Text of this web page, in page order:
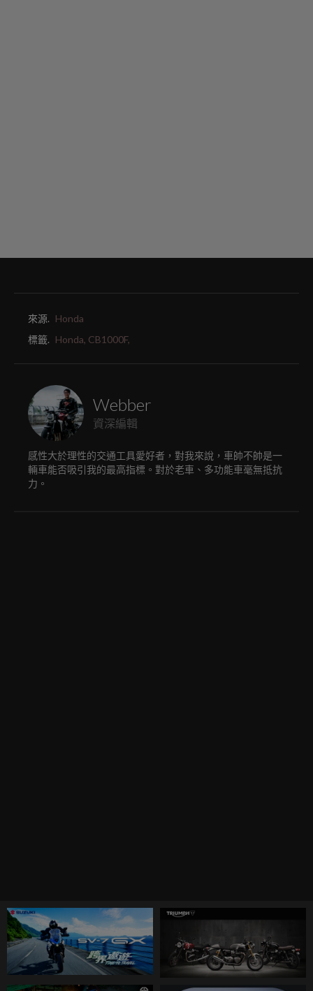
來源. Honda
標籤. Honda, CB1000F,
Webber
資深編輯
感性大於理性的交通工具愛好者，對我來說，車帥不帥是一
輛車能否吸引我的最高指標。對於老車、多功能車毫無抵抗
力。